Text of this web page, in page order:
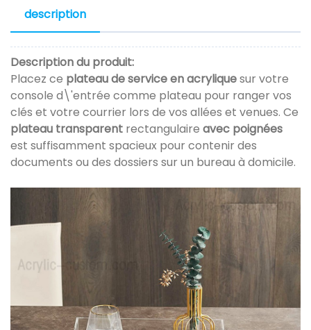
description
Description du produit:
Placez ce plateau de service en acryliquesur votre
console d\'entrée comme plateau pour ranger vos
clés et votre courrier lors de vos allées et venues. Ce
plateau transparent rectangulaire avec poignées
est suffisamment spacieux pour contenir des
documents ou des dossiers sur un bureau à domicile.